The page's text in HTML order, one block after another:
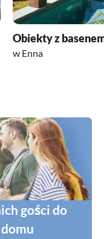
Obiekty z
w Enna
gości do